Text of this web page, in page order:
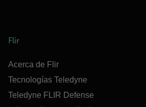
Flir
Acerca de Flir
Tecnologías Teledyne
Teledyne FLIR Defense